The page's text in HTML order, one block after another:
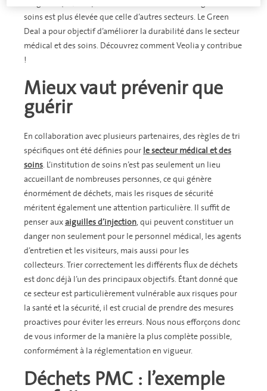
soins est plus élevée que celle d’autres secteurs. Le Green
Deal a pour objectif d’améliorer la durabilité dans le secteur
médical et des soins. Découvrez comment Veolia y contribue
!
Mieux vaut prévenir que
guérir
En collaboration avec plusieurs partenaires, des règles de tri
spécifiques ont été définies pour le secteur médical et des
soins. L’institution de soins n’est pas seulement un lieu
accueillant de nombreuses personnes, ce qui génère
énormément de déchets, mais les risques de sécurité
méritent également une attention particulière. Il suffit de
penser auxaiguilles d’injection, qui peuvent constituer un
danger non seulement pour le personnel médical, les agents
d’entretien et les visiteurs, mais aussi pour les
collecteurs. Trier correctement les différents flux de déchets
est donc déjà l’un des principaux objectifs. Étant donné que
ce secteur est particulièrement vulnérable aux risques pour
la santé et la sécurité, il est crucial de prendre des mesures
proactives pour éviter les erreurs. Nous nous efforçons donc
de vous informer de la manière la plus complète possible,
conformément à la réglementation en vigueur.
Déchets PMC : l’exemple